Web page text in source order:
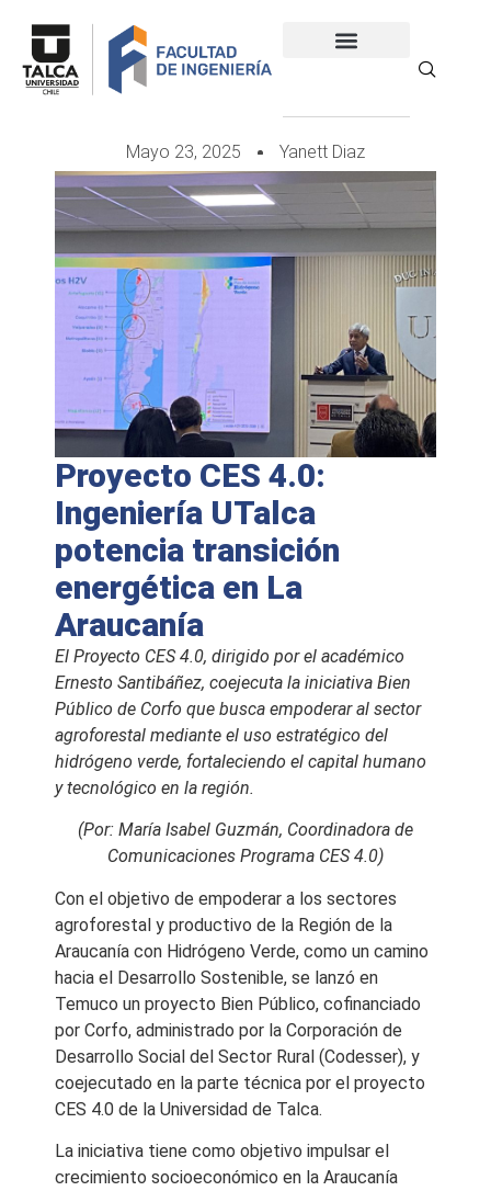
Mayo 23, 2025 Yanett Diaz
Proyecto CES 4.0:
Ingeniería UTalca
potencia transición
energética en La
Araucanía
El Proyecto CES 4.0, dirigido por el académico
Ernesto Santibáñez, coejecuta la iniciativa Bien
Público de Corfo que busca empoderar al sector
agroforestal mediante el uso estratégico del
hidrógeno verde, fortaleciendo el capital humano
y tecnológico en la región.
(Por: María Isabel Guzmán, Coordinadora de
Comunicaciones Programa CES 4.0)
Con el objetivo de empoderar a los sectores
agroforestal y productivo de la Región de la
Araucanía con Hidrógeno Verde, como un camino
hacia el Desarrollo Sostenible, se lanzó en
Temuco un proyecto Bien Público, cofinanciado
por Corfo, administrado por la Corporación de
Desarrollo Social del Sector Rural (Codesser), y
coejecutado en la parte técnica por el proyecto
CES 4.0 de la Universidad de Talca.
La iniciativa tiene como objetivo impulsar el
crecimiento socioeconómico en la Araucanía